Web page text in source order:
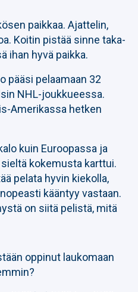
paikkaa. Ajattelin,
Koitin pistää sinne taka-
ihan hyvä paikka.
pääsi pelaamaan 32
NHL-joukkueessa.
Amerikassa hetken
kuin Euroopassa ja
kokemusta karttui.
pelata hyvin kiekolla,
kääntyy vastaan.
on siitä pelistä, mitä
oppinut laukomaan